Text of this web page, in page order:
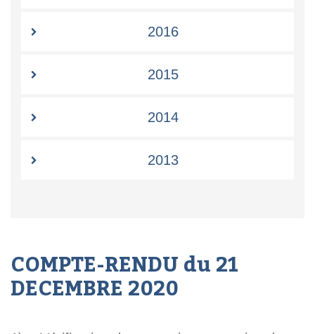
2016
2015
2014
2013
COMPTE-RENDU du 21
DECEMBRE 2020